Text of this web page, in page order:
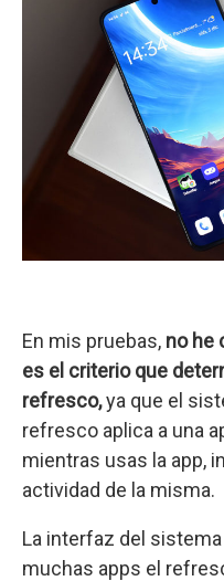
En mis pruebas, no he
es el criterio que
refresco,ya que el
refresco aplica a una
mientras usas la app,
actividad de la misma.
La interfaz del
muchas apps el